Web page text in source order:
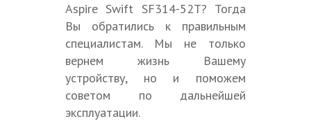
Aspire Swift SF314-52T? Тогда
Вы обратились к правильным
специалистам. Мы не только
вернем жизнь Вашему
устройству, но и поможем
советом по дальнейшей
эксплуатации.